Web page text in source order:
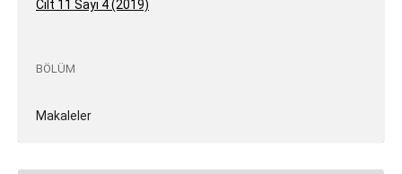
Cilt 11 Sayı 4 (2019)
BÖLÜM
Makaleler